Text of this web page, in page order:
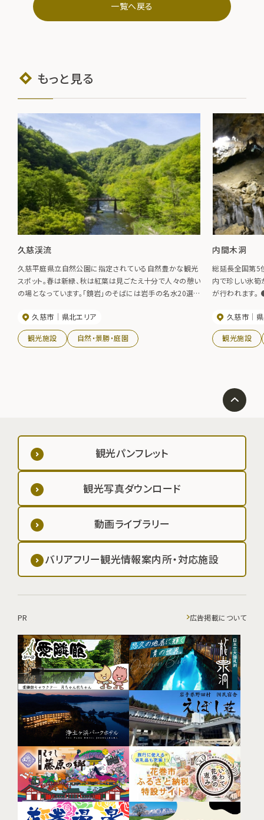
一覧へ戻る
もっと見る
久慈渓流
久慈平庭県立自然公園に指定されている自然豊かな観光
スポット。春は新緑、秋は紅葉は見ごたえ十分で人々の憩い
の場となっています。「鏡岩」のそばには岩手の名水20選
不老長寿になるという言い伝えがあります。また、夏には釣
り人たちのスポットとして、賑わいます。
久慈市 県北エリア
観光施設 自然・景勝・庭園
内間木洞
総延長全国第5
内で珍しい氷筍
が行われます。 ●内間木洞まつり 例年7月 ●氷筍観察
久慈市
観光施設
観光パンフレット
観光写真ダウンロード
動画ライブラリー
バリアフリー観光情報案内所・対応施設
PR 広告掲載について